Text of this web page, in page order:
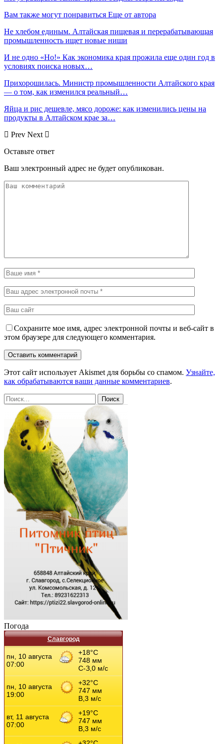
Вам также могут понравиться Еще от автора
Не хлебом единым. Алтайская пищевая и перерабатывающая
промышленность ищет новые ниши
И не одно «Но!» Как экономика края прожила еще один год в
условиях поиска новых…
Прихорошилась. Министр промышленности Алтайского края
— о том, как изменился реальный…
Яйца и рис дешевле, мясо дороже: как изменились цены на
продукты в Алтайском крае за…
Prev Next
Оставьте ответ
Ваш электронный адрес не будет опубликован.
Сохраните мое имя, адрес электронной почты и веб-сайт в
этом браузере для следующего комментария.
Этот сайт использует Akismet для борьбы со спамом. Узнайте,
как обрабатываются ваши данные комментариев.
Погода
Славгород